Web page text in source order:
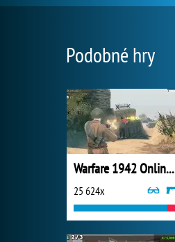
Podobné hry
Warfare 1942 Online Shooter
25 624x